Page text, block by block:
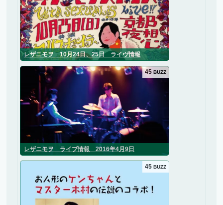
レザニモヲ 10月24日、25日 ライヴ情報
レザニモヲ ライブ情報 2016年4月9日
45 BUZZ
45 BUZZ